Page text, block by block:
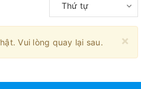
Thứ tự
×
Vui lòng quay lại sau.